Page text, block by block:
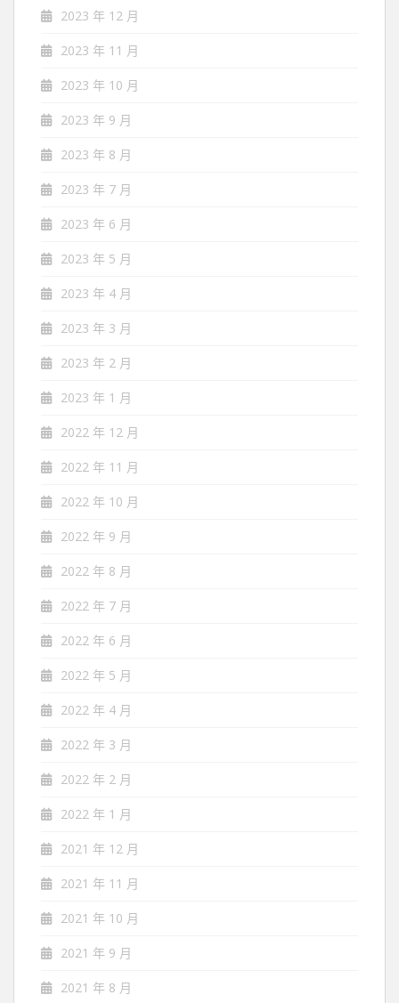
2023 年 12 月
2023 年 11 月
2023 年 10 月
2023 年 9 月
2023 年 8 月
2023 年 7 月
2023 年 6 月
2023 年 5 月
2023 年 4 月
2023 年 3 月
2023 年 2 月
2023 年 1 月
2022 年 12 月
2022 年 11 月
2022 年 10 月
2022 年 9 月
2022 年 8 月
2022 年 7 月
2022 年 6 月
2022 年 5 月
2022 年 4 月
2022 年 3 月
2022 年 2 月
2022 年 1 月
2021 年 12 月
2021 年 11 月
2021 年 10 月
2021 年 9 月
2021 年 8 月